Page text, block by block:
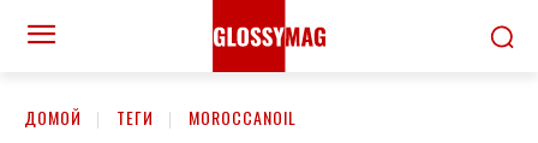
ДОМОЙ ТЕГИ MOROCCANOIL